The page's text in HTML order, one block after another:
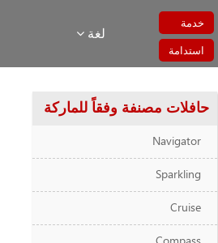
لغة
خدمة
استدامة
حافلات مصنفة وفقاً للماركة
Navigator
Sparkling
Cruise